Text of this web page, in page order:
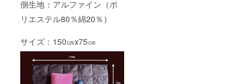
側生地：アルファイン（ポ
リエステル80％綿20％）
サイズ：150㎝x75㎝